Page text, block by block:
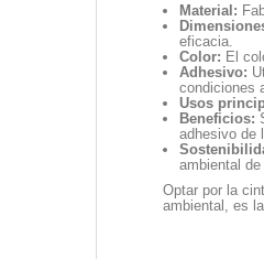
Material:
eficacia.
Color: El
Adhesivo:
condiciones
Usos
Beneficios:
adhesivo de
ambiental de
Optar por la
ambiental, es